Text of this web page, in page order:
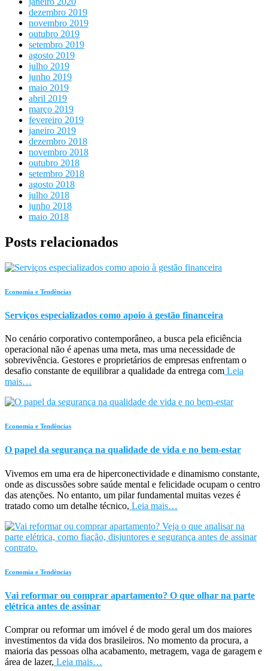
dezembro 2019
novembro 2019
outubro 2019
setembro 2019
agosto 2019
julho 2019
junho 2019
maio 2019
abril 2019
março 2019
fevereiro 2019
janeiro 2019
dezembro 2018
novembro 2018
outubro 2018
setembro 2018
agosto 2018
julho 2018
junho 2018
maio 2018
Posts relacionados
Economia e Tendências
Serviços especializados como apoio à gestão financeira
No cenário corporativo contemporâneo, a busca pela eficiência
operacional não é apenas uma meta, mas uma necessidade de
sobrevivência. Gestores e proprietários de empresas enfrentam o
desafio constante de equilibrar a qualidade da entrega com Leia
mais…
Economia e Tendências
O papel da segurança na qualidade de vida e no bem-estar
Vivemos em uma era de hiperconectividade e dinamismo constante,
onde as discussões sobre saúde mental e felicidade ocupam o centro
das atenções. No entanto, um pilar fundamental muitas vezes é
tratado como um detalhe técnico, Leia mais…
Economia e Tendências
Vai reformar ou comprar apartamento? O que olhar na parte
elétrica antes de assinar
Comprar ou reformar um imóvel é de modo geral um dos maiores
investimentos da vida dos brasileiros. No momento da procura, a
maioria das pessoas olha acabamento, metragem, vaga de garagem e
área de lazer, Leia mais…